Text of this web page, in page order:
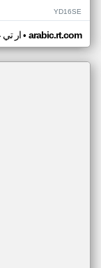
YD16SE
ار• arabic.rt.com